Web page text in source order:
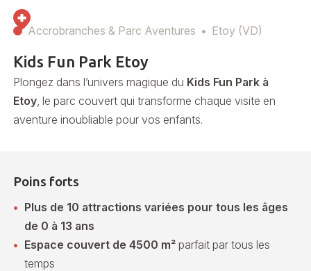
Accrobranches & Parc Aventures Etoy (VD)
Kids Fun Park Etoy
Plongez dans l’univers magique du Kids Fun Park à
Etoy, le parc couvert qui transforme chaque visite en
aventure inoubliable pour vos enfants.
Poins forts
Plus de 10 attractions variées pour tous les âges
de 0 à 13 ans
Espace couvert de 4500 m² parfait par tous les
temps